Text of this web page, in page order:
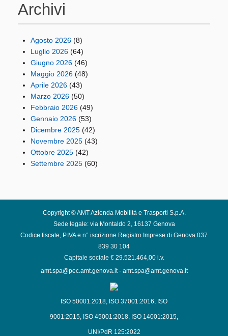
Archivi
Agosto 2026 (8)
Luglio 2026 (64)
Giugno 2026 (46)
Maggio 2026 (48)
Aprile 2026 (43)
Marzo 2026 (50)
Febbraio 2026 (49)
Gennaio 2026 (53)
Dicembre 2025 (42)
Novembre 2025 (43)
Ottobre 2025 (42)
Settembre 2025 (60)
Copyright © AMT Azienda Mobilità e Trasporti S.p.A.
Sede legale: via Montaldo 2, 16137 Genova
Codice fiscale, P.IVA e n° iscrizione Registro Imprese di Genova 037
839 30 104
Capitale sociale € 29.521.464,00 i.v.
amt.spa@pec.amt.genova.it- amt.spa@amt.genova.it
ISO 50001:2018, ISO 37001:2016, ISO
9001:2015, ISO 45001:2018, ISO 14001:2015,
UNI/PdR 125:2022